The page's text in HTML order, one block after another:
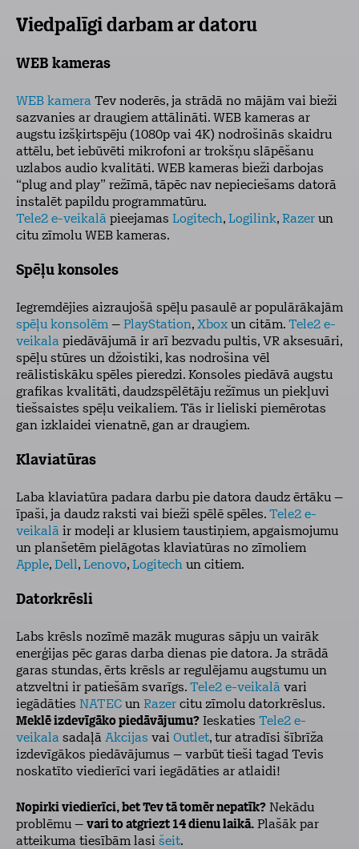
Viedpalīgi darbam ar datoru
WEB kameras
WEB kamera Tev noderēs, ja strādā no mājām vai bieži
sazvanies ar draugiem attālināti. WEB kameras ar
augstu izšķirtspēju (1080p vai 4K) nodrošinās skaidru
attēlu, bet iebūvēti mikrofoni ar trokšņu slāpēšanu
uzlabos audio kvalitāti. WEB kameras bieži darbojas
“plug and play” režīmā, tāpēc nav nepieciešams datorā
instalēt papildu programmatūru.
Tele2 e-veikalā pieejamas Logitech, Logilink, Razer un
citu zīmolu WEB kameras.
Spēļu konsoles
Iegremdējies aizraujošā spēļu pasaulē ar populārākajām
spēļu konsolēm – PlayStation, Xbox un citām. Tele2 e-
veikala piedāvājumā ir arī bezvadu pultis, VR aksesuāri,
spēļu stūres un džoistiki, kas nodrošina vēl
reālistiskāku spēles pieredzi. Konsoles piedāvā augstu
grafikas kvalitāti, daudzspēlētāju režīmus un piekļuvi
tiešsaistes spēļu veikaliem. Tās ir lieliski piemērotas
gan izklaidei vienatnē, gan ar draugiem.
Klaviatūras
Laba klaviatūra padara darbu pie datora daudz ērtāku –
īpaši, ja daudz raksti vai bieži spēlē spēles. Tele2 e-
veikalā ir modeļi ar klusiem taustiņiem, apgaismojumu
un planšetēm pielāgotas klaviatūras no zīmoliem
Apple, Dell, Lenovo, Logitech un citiem.
Datorkrēsli
Labs krēsls nozīmē mazāk muguras sāpju un vairāk
enerģijas pēc garas darba dienas pie datora. Ja strādā
garas stundas, ērts krēsls ar regulējamu augstumu un
atzveltni ir patiešām svarīgs. Tele2 e-veikalā vari
iegādāties NATEC un Razer citu zīmolu datorkrēslus.
Meklē izdevīgāko piedāvājumu? Ieskaties Tele2 e-
veikala sadaļā Akcijas vai Outlet, tur atradīsi šībrīža
izdevīgākos piedāvājumus – varbūt tieši tagad Tevis
noskatīto viedierīci vari iegādāties ar atlaidi!
Nopirki viedierīci, bet Tev tā tomēr nepatīk? Nekādu
problēmu – vari to atgriezt 14 dienu laikā. Plašāk par
atteikuma tiesībām lasi šeit.